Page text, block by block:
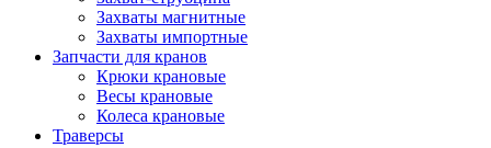
Захваты магнитные
Захваты импортные
Запчасти для кранов
Крюки крановые
Весы крановые
Колеса крановые
Траверсы